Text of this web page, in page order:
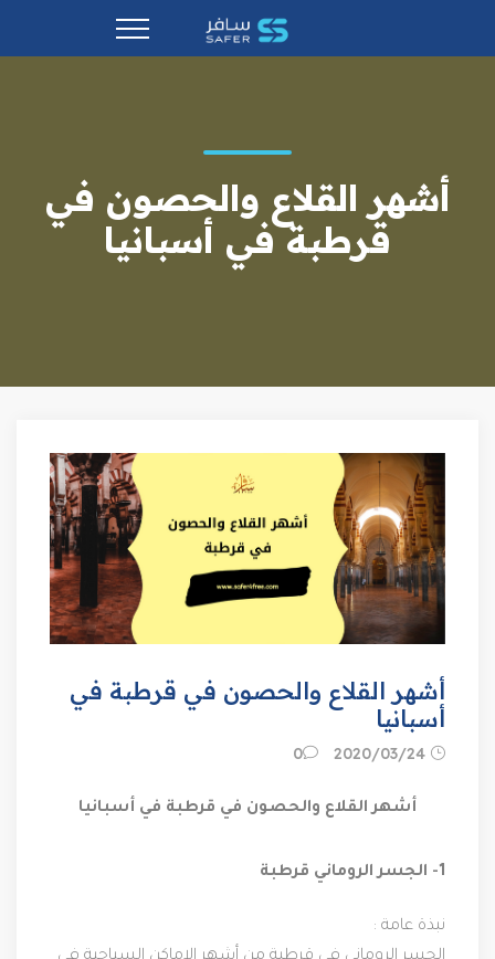
أشهر القلاع والحصون في
قرطبة في أسبانيا
أشهر القلاع والحصون في قرطبة في
أسبانيا
0
أشهر القلاع والحصون في قرطبة في أسبانيا
1- الجسر الروماني قرطبة
نبذة عامة :